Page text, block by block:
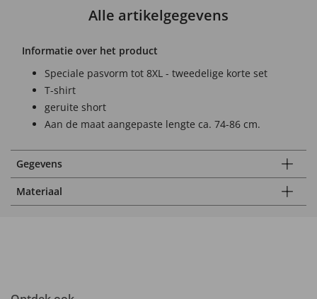
Alle artikelgegevens
Informatie over het product
Speciale pasvorm tot 8XL - tweedelige korte set
T-shirt
geruite short
Aan de maat aangepaste lengte ca. 74-86 cm.
Gegevens
Materiaal